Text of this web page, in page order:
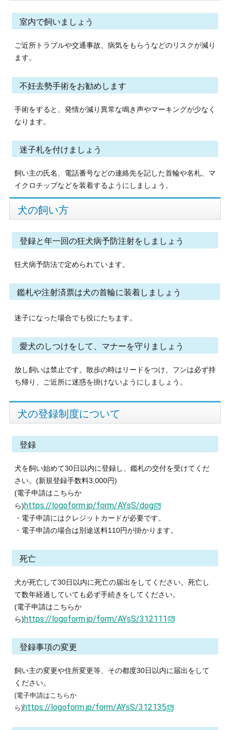
室内で飼いましょう
ご近所トラブルや交通事故、病気をもらうなどのリスクが減り
ます。
不妊去勢手術をお勧めします
手術をすると、発情が減り異常な鳴き声やマーキングが少なく
なります。
迷子札を付けましょう
飼い主の氏名、電話番号などの連絡先を記した首輪や名札、マ
イクロチップなどを装着するようにしましょう。
犬の飼い方
登録と年一回の狂犬病予防注射をしましょう
狂犬病予防法で定められています。
鑑札や注射済票は犬の首輪に装着しましょう
迷子になった場合でも役にたちます。
愛犬のしつけをして、マナーを守りましょう
放し飼いは禁止です。散歩の時はリードをつけ、フンは必ず持
ち帰り
、ご近所に迷惑を掛けないようにしましょう。
犬の登録制度について
登録
犬を飼い始めて30日以内に登録し、鑑札の交付を受けてくだ
さい。(新規登録手数料3,000円)
(電子申請はこちらか
ら) https://logoform.jp/form/AYsS/dog
・電子申請にはクレジットカードが必要です。
・電子申請の場合は別途送料110円が掛かります。
死亡
犬が死亡して30日以内に死亡の届出をしてください。死亡し
て数年経過していても必ず手続きをしてください。
(電子申請はこちらか
ら)https://logoform.jp/form/AYsS/312111
登録事項の変更
飼い主の変更や住所変更等、その都度30日以内に届出をして
ください。
(電子申請はこちらか
ら)https://logoform.jp/form/AYsS/312135